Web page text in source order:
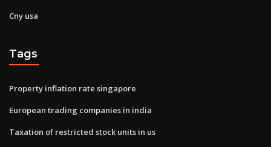
Cny usa
Tags
Property inflation rate singapore
European trading companies in india
Taxation of restricted stock units in us